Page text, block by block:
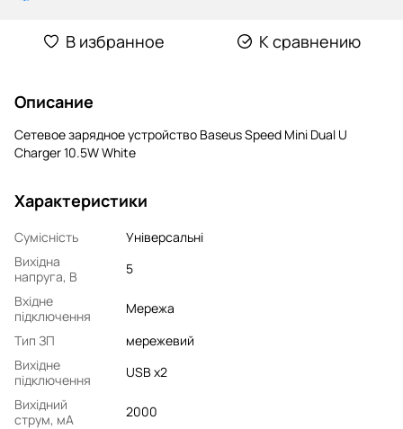
В избранное К сравнению
Описание
Сетевое зарядное устройство Baseus Speed Mini Dual U
Charger 10.5W White
Характеристики
Сумісність
Універсальні
Вихідна
напруга, В
5
Вхідне
підключення
Мережа
Тип ЗП
мережевий
Вихідне
підключення
USB x2
Вихідний
струм, мA
2000